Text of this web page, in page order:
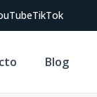
TikTok
Blog